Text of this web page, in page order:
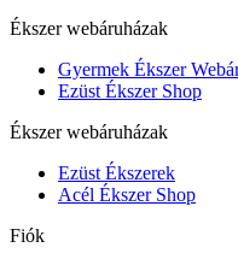
Ékszer webáruházak
Gyermek Ékszer
Ezüst Ékszer Shop
Ékszer webáruházak
Ezüst Ékszerek
Acél Ékszer Shop
Fiók